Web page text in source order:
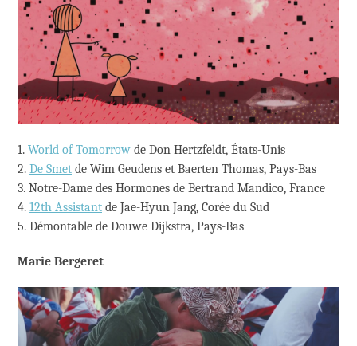
1. World of Tomorrow de Don Hertzfeldt, États-Unis
2. De Smet de Wim Geudens et Baerten Thomas, Pays-Bas
3. Notre-Dame des Hormones de Bertrand Mandico, France
4. 12th Assistant de Jae-Hyun Jang, Corée du Sud
5. Démontable de Douwe Dijkstra, Pays-Bas
Marie Bergeret